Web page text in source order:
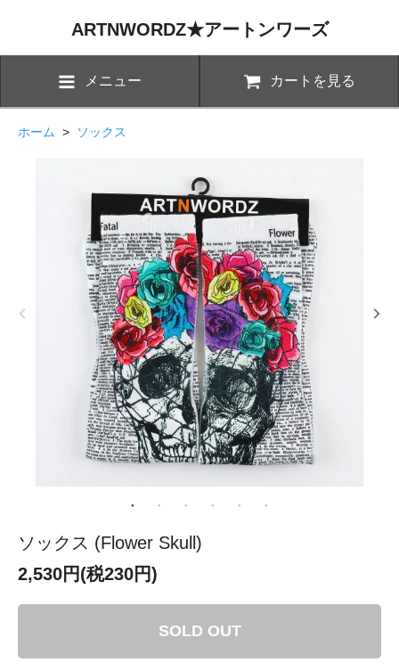
ARTNWORDZ★アートンワーズ
メニュー カートを見る
ホーム > ソックス
ソックス (Flower Skull)
2,530円(税230円)
SOLD OUT